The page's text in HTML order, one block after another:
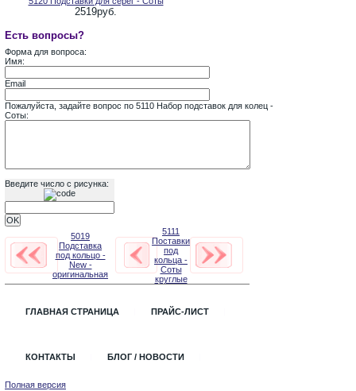
2519руб.
Есть вопросы?
Форма для вопроса:
Имя:
Email
Пожалуйста, задайте вопрос по 5110 Набор подставок для колец -
Соты:
Введите число с рисунка:
5019
Подставка
под кольцо -
New -
оригинальная
5111
Поставки
под
кольца -
Соты
круглые
ГЛАВНАЯ СТРАНИЦА ПРАЙС-ЛИСТ
КОНТАКТЫ БЛОГ / НОВОСТИ
Полная версия